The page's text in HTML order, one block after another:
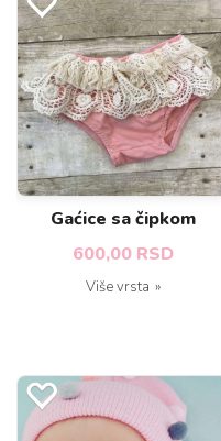
Gaćice sa čipkom
600,00 RSD
Više vrsta